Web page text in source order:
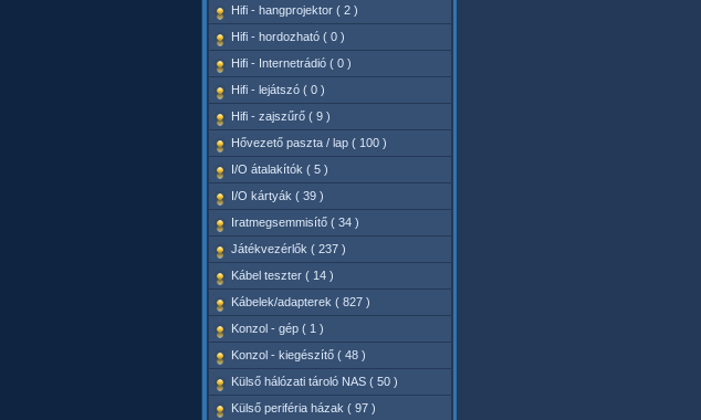
Hifi - hangprojektor ( 2 )
Hifi - hordozható ( 0 )
Hifi - Internetrádió ( 0 )
Hifi - lejátszó ( 0 )
Hifi - zajszűrő ( 9 )
Hővezető paszta / lap ( 100 )
I/O átalakítók ( 5 )
I/O kártyák ( 39 )
Iratmegsemmisítő ( 34 )
Játékvezérlők ( 237 )
Kábel teszter ( 14 )
Kábelek/adapterek ( 827 )
Konzol - gép ( 1 )
Konzol - kiegészítő ( 48 )
Külső hálózati tároló NAS ( 50 )
Külső periféria házak ( 97 )